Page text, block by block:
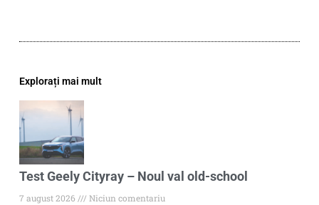
Explorați mai mult
Test Geely Cityray – Noul val old-school
7 august 2026
Niciun comentariu